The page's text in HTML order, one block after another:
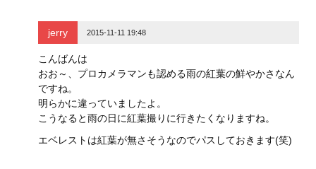
き
)
jerry 2015-11-11 19:48
こんばんは
おお～、プロカメラマンも認める雨の紅葉の鮮やかさなん
ですね。
明らかに違っていましたよ。
こうなると雨の日に紅葉撮りに行きたくなりますね。
エベレストは紅葉が無さそうなのでパスしておきます(笑)